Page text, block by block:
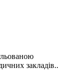
закладів..